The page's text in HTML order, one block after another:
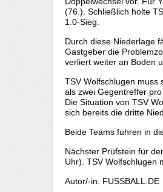
(76.). Schließlich holte
1:0-Sieg.
Durch diese Niederlage
Gastgeber die
verliert weiter an Boden
TSV Wolfschlugen muss
als zwei Gegentreffer
Die Situation von TSV
sich bereits die dritte
Beide Teams fuhren in
Nächster Prüfstein für
Uhr). TSV Wolfschlugen
Autor/-in: FUSSBALL.DE